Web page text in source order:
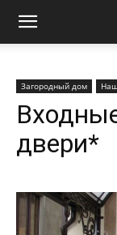
Загородный дом
двери*